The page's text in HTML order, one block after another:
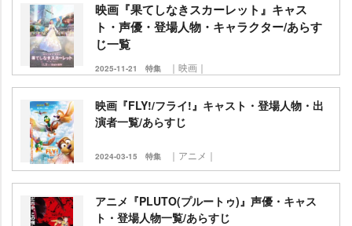
映画『果てしなきスカーレット』キャス
ト・声優・登場人物・キャラクター/あらす
じ一覧
2025-11-21 特集 ｜映画｜
映画『FLY!/フライ!』キャスト・登場人物・出
演者一覧/あらすじ
2024-03-15 特集 ｜アニメ｜
アニメ『PLUTO(プルートゥ)』声優・キャス
ト・登場人物一覧/あらすじ